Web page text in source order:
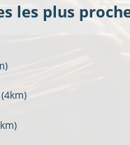
les plus
(4km)